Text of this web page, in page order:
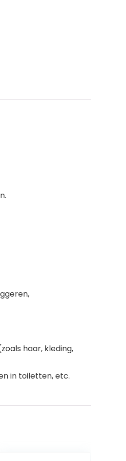
haar, kleding,
in toiletten, etc.